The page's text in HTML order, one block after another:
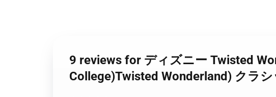
9 reviews for ディズニー Twisted
College)Twisted Wonderland) クラ